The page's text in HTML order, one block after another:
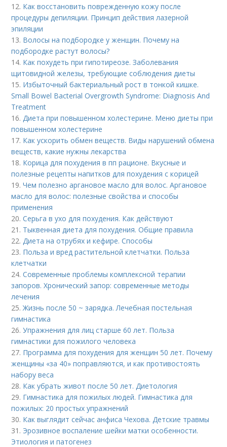
12. Как восстановить поврежденную кожу после
процедуры депиляции. Принцип действия лазерной
эпиляции
13. Волосы на подбородке у женщин. Почему на
подбородке растут волосы?
14. Как похудеть при гипотиреозе. Заболевания
щитовидной железы, требующие соблюдения диеты
15. Избыточный бактериальный рост в тонкой кишке.
Small Bowel Bacterial Overgrowth Syndrome: Diagnosis And
Treatment
16. Диета при повышенном холестерине. Меню диеты при
повышенном холестерине
17. Как ускорить обмен веществ. Виды нарушений обмена
веществ, какие нужны лекарства
18. Корица для похудения в пп рационе. Вкусные и
полезные рецепты напитков для похудения с корицей
19.Чем полезно аргановое масло для волос. Аргановое
масло для волос: полезные свойства и способы
применения
20.Серьга в ухо для похудения. Как действуют
21. Тыквенная диета для похудения. Общие правила
22. Диета на отрубях и кефире. Способы
23. Польза и вред растительной клетчатки. Польза
клетчатки
24.Современные проблемы комплексной терапии
запоров. Хронический запор: современные методы
лечения
25.Жизнь после 50 ~ зарядка. Лечебная постельная
гимнастика
26.Упражнения для лиц старше 60 лет. Польза
гимнастики для пожилого человека
27. Программа для похудения для женщин 50 лет. Почему
женщины «за 40» поправляются, и как противостоять
набору веса
28. Как убрать живот после 50 лет. Диетология
29. Гимнастика для пожилых людей. Гимнастика для
пожилых: 20 простых упражнений
30. Как выглядит сейчас анфиса Чехова. Детские травмы
31. Эрозивное воспаление шейки матки особенности.
Этиология и патогенез